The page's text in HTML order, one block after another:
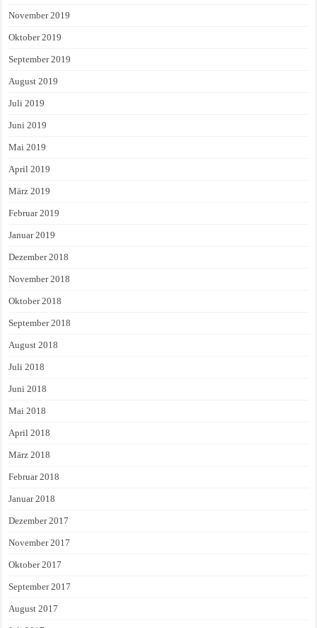
November 2019
Oktober 2019
September 2019
August 2019
Juli 2019
Juni 2019
Mai 2019
April 2019
März 2019
Februar 2019
Januar 2019
Dezember 2018
November 2018
Oktober 2018
September 2018
August 2018
Juli 2018
Juni 2018
Mai 2018
April 2018
März 2018
Februar 2018
Januar 2018
Dezember 2017
November 2017
Oktober 2017
September 2017
August 2017